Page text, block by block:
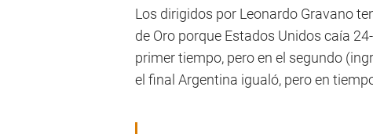
Los dirigidos por Leonardo Gravano
de Oro porque Estados Unidos caía
primer tiempo, pero en el segundo
el final Argentina igualó, pero en